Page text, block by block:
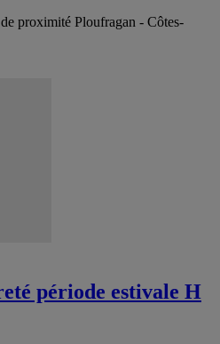
proximité Ploufragan - Côtes-
période estivale H